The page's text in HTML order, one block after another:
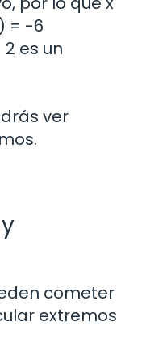
= -6
es un
ver
cometer
extremos